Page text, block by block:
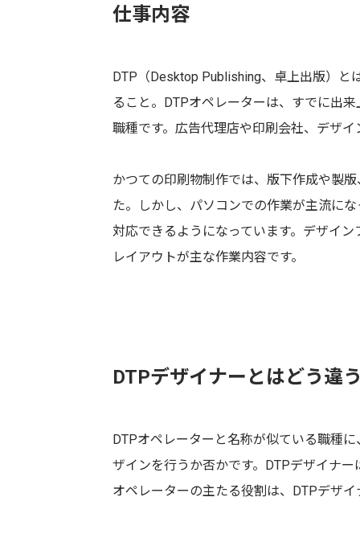
仕事内容
DTP（Desktop Publishing、卓上出版）と
ること。DTPオペレーターは、すでに出
職種です。広告代理店や印刷会社、デザ
かつての印刷物制作では、版下作成や製
た。しかし、パソコンでの作業が主流に
対応できるようになっています。デザイ
レイアウトが主な作業内容です。
DTPデザイナーとはどう違
DTPオペレーターと名称が似ている職種
ザインを行うか否かです。DTPデザイナ
オペレーターの主たる役割は、DTPデザ